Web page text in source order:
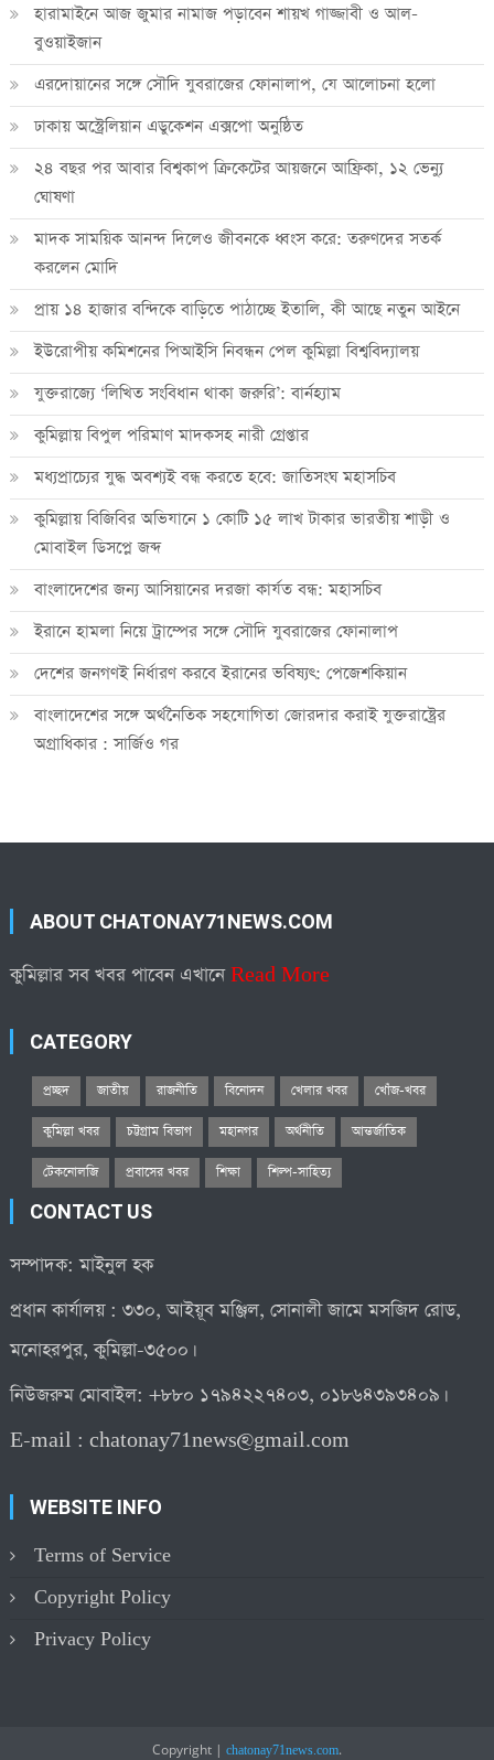
হারামাইনে আজ জুমার নামাজ পড়াবেন শায়খ গাজ্জাবী ও আল-
বুওয়াইজান
এরদোয়ানের সঙ্গে সৌদি যুবরাজের ফোনালাপ, যে আলোচনা হলো
ঢাকায় অস্ট্রেলিয়ান এডুকেশন এক্সপো অনুষ্ঠিত
২৪ বছর পর আবার বিশ্বকাপ ক্রিকে‌টের আয়জনে আফ্রিকা, ১২ ভেন্যু
ঘোষণা
মাদক সাময়িক আনন্দ দিলেও জীবনকে ধ্বংস করে: তরুণদের সতর্ক
করলেন মোদি
প্রায় ১৪ হাজার বন্দিকে বাড়িতে পাঠাচ্ছে ইতালি, কী আছে নতুন আইনে
ইউরোপীয় কমিশনের পিআইসি নিবন্ধন পেল কুমিল্লা বিশ্ববিদ্যালয়
যুক্তরাজ্যে ‘লিখিত সংবিধান থাকা জরুরি’: বার্নহ্যাম
কুমিল্লায় বিপুল পরিমাণ মাদকসহ নারী গ্রেপ্তার
মধ্যপ্রাচ্যের যুদ্ধ অবশ্যই বন্ধ করতে হবে: জাতিসংঘ মহাসচিব
কুমিল্লায় বিজিবির অভিযানে ১ কোটি ১৫ লাখ টাকার ভারতীয় শাড়ী ও
মোবাইল ডিসপ্লে জব্দ
বাংলাদেশের জন্য আসিয়ানের দরজা কার্যত বন্ধ: মহাসচিব
ইরানে হামলা নিয়ে ট্রাম্পের সঙ্গে সৌদি যুবরাজের ফোনালাপ
দেশের জনগণই নির্ধারণ করবে ইরানের ভবিষ্যৎ: পেজেশকিয়ান
বাংলাদেশের সঙ্গে অর্থনৈতিক সহযোগিতা জোরদার করাই যুক্তরাষ্ট্রের
অগ্রাধিকার : সার্জিও গর
ABOUT CHATONAY71NEWS.COM
কুমিল্লার সব খবর পাবেন এখানেRead More
CATEGORY
প্রচ্ছদ জাতীয় রাজনীতি বিনোদন খেলার খবর খোঁজ-খবর
কুমিল্লা খবর চট্টগ্রাম বিভাগ মহানগর অর্থনীতি আন্তর্জাতিক
টেকনোলজি প্রবাসের খবর শিক্ষা শিল্প-সাহিত্য
CONTACT US
সম্পাদক: মাইনুল হক
প্রধান কার্যালয় : ৩৩০, আইয়ূব মঞ্জিল, সোনালী জামে মসজিদ রোড,
মনোহরপুর, কুমিল্লা-৩৫০০।
নিউজরুম মোবাইল: +৮৮০ ১৭৯৪২২৭৪০৩, ০১৮৬৪৩৯৩৪০৯।
E-mail :chatonay71news@gmail.com
WEBSITE INFO
Terms of Service
Copyright Policy
Privacy Policy
Copyright | chatonay71news.com.